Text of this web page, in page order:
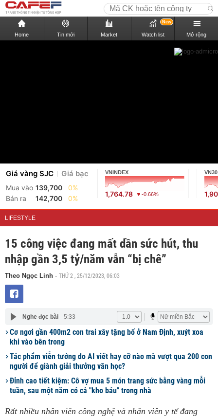
Home Tin mới Market Watch list
New
Mở rộng
Giá vàng SJC Giá bạc
Mua vào 139,700
0%
Bán ra
142,700 0%
VNINDEX
1,764.78 -0.66%
VN30
LIFESTYLE
15 công việc đang mất dần sức hút, thu
nhập gần 3,5 tỷ/năm vẫn “bị chê”
Theo Ngọc Linh - THỨ 2 , 25/12/2023, 06:03
Nghe đọc bài 5:33
Cơ ngơi gần 400m2 con trai xây tặng bố ở Nam Định, xuýt xoa
khi vào bên trong
Tác phẩm viễn tưởng do AI viết hay cỡ nào mà vượt qua 200 con
người để giành giải thưởng văn học?
Đỉnh cao tiết kiệm: Cô vợ mua 5 món trang sức bằng vàng mỗi
tuần, sau một năm có cả "kho báu" trong nhà
Rất nhiều nhân viên công nghệ và nhân viên y tế đang